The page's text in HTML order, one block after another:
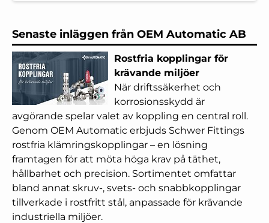
Senaste inläggen från OEM Automatic AB
Rostfria kopplingar för
krävande miljöer
När driftssäkerhet och
korrosionsskydd är
avgörande spelar valet av koppling en central roll.
Genom OEM Automatic erbjuds Schwer Fittings
rostfria klämringskopplingar – en lösning
framtagen för att möta höga krav på täthet,
hållbarhet och precision. Sortimentet omfattar
bland annat skruv-, svets- och snabbkopplingar
tillverkade i rostfritt stål, anpassade för krävande
industriella miljöer.